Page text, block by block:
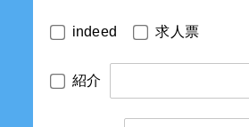
indeed 求人票
紹介